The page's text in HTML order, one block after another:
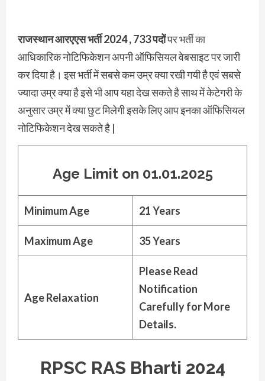
राजस्थान आरएएस भर्ती 2024 , 733 पदोंपर भर्ती का
आधिकारिक नोटिफिकेशन अपनी ऑफिसियल वेबसाइट पर जारी
कर दिया है। इस भर्ती में सबसे कम उम्र क्या रखी गयी है एवं सबसे
ज्यादा उम्र क्या है इसे भी आप यहा देख सकते है साथ में केटेगरी के
अनुसार उम्र में क्या छुट मिलेगी इसके लिए आप इनका ऑफिसियल
नोटिफिकेशन देख सकते है |
Age Limit on 01.01.2025
Minimum Age 21 Years
Maximum Age 35 Years
Age Relaxation
Please Read
Notification
Carefully for More
Details.
RPSC RAS Bharti 2024